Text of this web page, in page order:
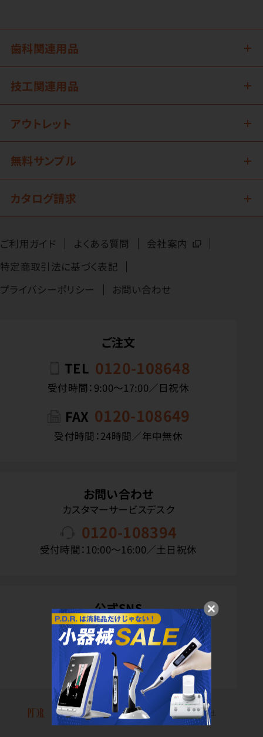
歯科関連用品
技工関連用品
アウトレット
無料サンプル
カタログ請求
ご利用ガイド よくある質問
会社案内
特定商取引法に基づく表記
プライバシーポリシー
お問い合わせ
ご注文
TEL 0120-108648
受付時間：9:00〜17:00／日祝休
FAX 0120-108649
受付時間：24時間／年中無休
お問い合わせ
カスタマーサービスデスク
0120-108394
受付時間：10:00〜16:00／土日祝休
公式SNS
Copyright(C) P.D.R. Co.,Ltd. All Rights Reserved.